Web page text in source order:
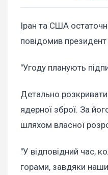
Іран та США
повідомив
"Угоду планують
Детально
ядерної зброї. За
шляхом власної
"У відповідний час,
горами, завдяки